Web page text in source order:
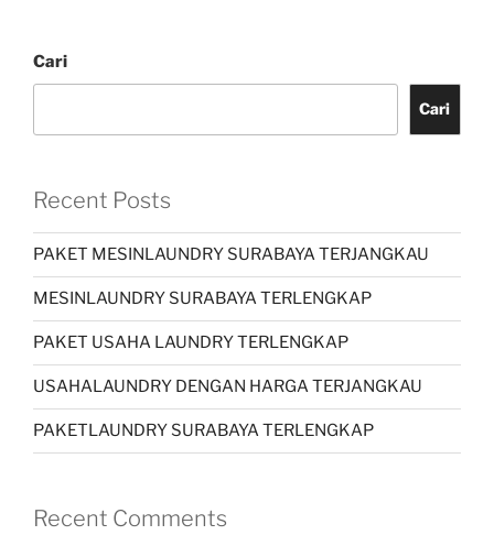
Cari
Cari
Recent Posts
PAKET MESINLAUNDRY SURABAYA TERJANGKAU
MESINLAUNDRY SURABAYA TERLENGKAP
PAKET USAHA LAUNDRY TERLENGKAP
USAHALAUNDRY DENGAN HARGA TERJANGKAU
PAKETLAUNDRY SURABAYA TERLENGKAP
Recent Comments